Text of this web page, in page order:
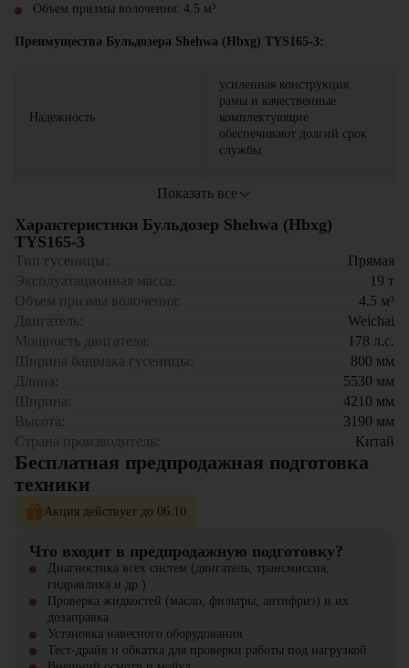
Объем призмы волочения: 4.5 м³
Преимущества Бульдозера Shehwa (Hbxg) TYS165-3:
Надежность
усиленная конструкция
рамы и качественные
комплектующие
обеспечивают долгий срок
службы
гарантируют отличное
сцепление и устойчивость
на любых типах грунта
Мощность
Экономичность
эксплуатационные расходы
Комфорт
просторная и эргономичная
продуктивность оператора
строительства и планировки дорог, выравнивания строительных
коммунальных работ, а также для любых задач, требующих мощной
и надежной техники.
Почему стоит выбрать Shehwa (Hbxg) TYS165-3?
Бульдозер Shehwa (Hbxg) TYS165-3 сочетает высокую
производительность, долговечность и маневренность. Эта техника
проста в обслуживании и гарантирует максимальную
Показать все
Характеристики Бульдозер Shehwa (Hbxg)
TYS165-3
Тип гусеницы:
Прямая
Эксплуатационная масса:
19 т
Объем призмы волочения:
4.5 м³
Двигатель:
Weichai
Мощность двигателя:
178 л.с.
Ширина башмака гусеницы:
800 мм
Длина:
5530 мм
Ширина:
4210 мм
Высота:
3190 мм
Страна производитель:
Китай
Бесплатная предпродажная подготовка
техники
Акция действует до 06.10
Что входит в предпродажную подготовку?
Диагностика всех систем (двигатель, трансмиссия,
гидравлика и др.)
Проверка жидкостей (масло, фильтры, антифриз) и их
дозаправка
Установка навесного оборудования
Тест-драйв и обкатка для проверки работы под нагрузкой